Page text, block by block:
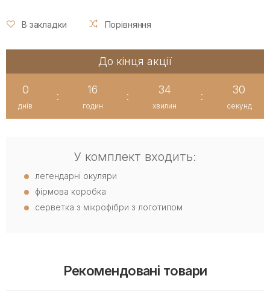
В закладки Порівняння
До кінця акції
0
днів
:
16
годин
:
34
хвилин
:
30
секунд
У комплект входить:
легендарні окуляри
фірмова коробка
серветка з мікрофібри з логотипом
Рекомендовані товари